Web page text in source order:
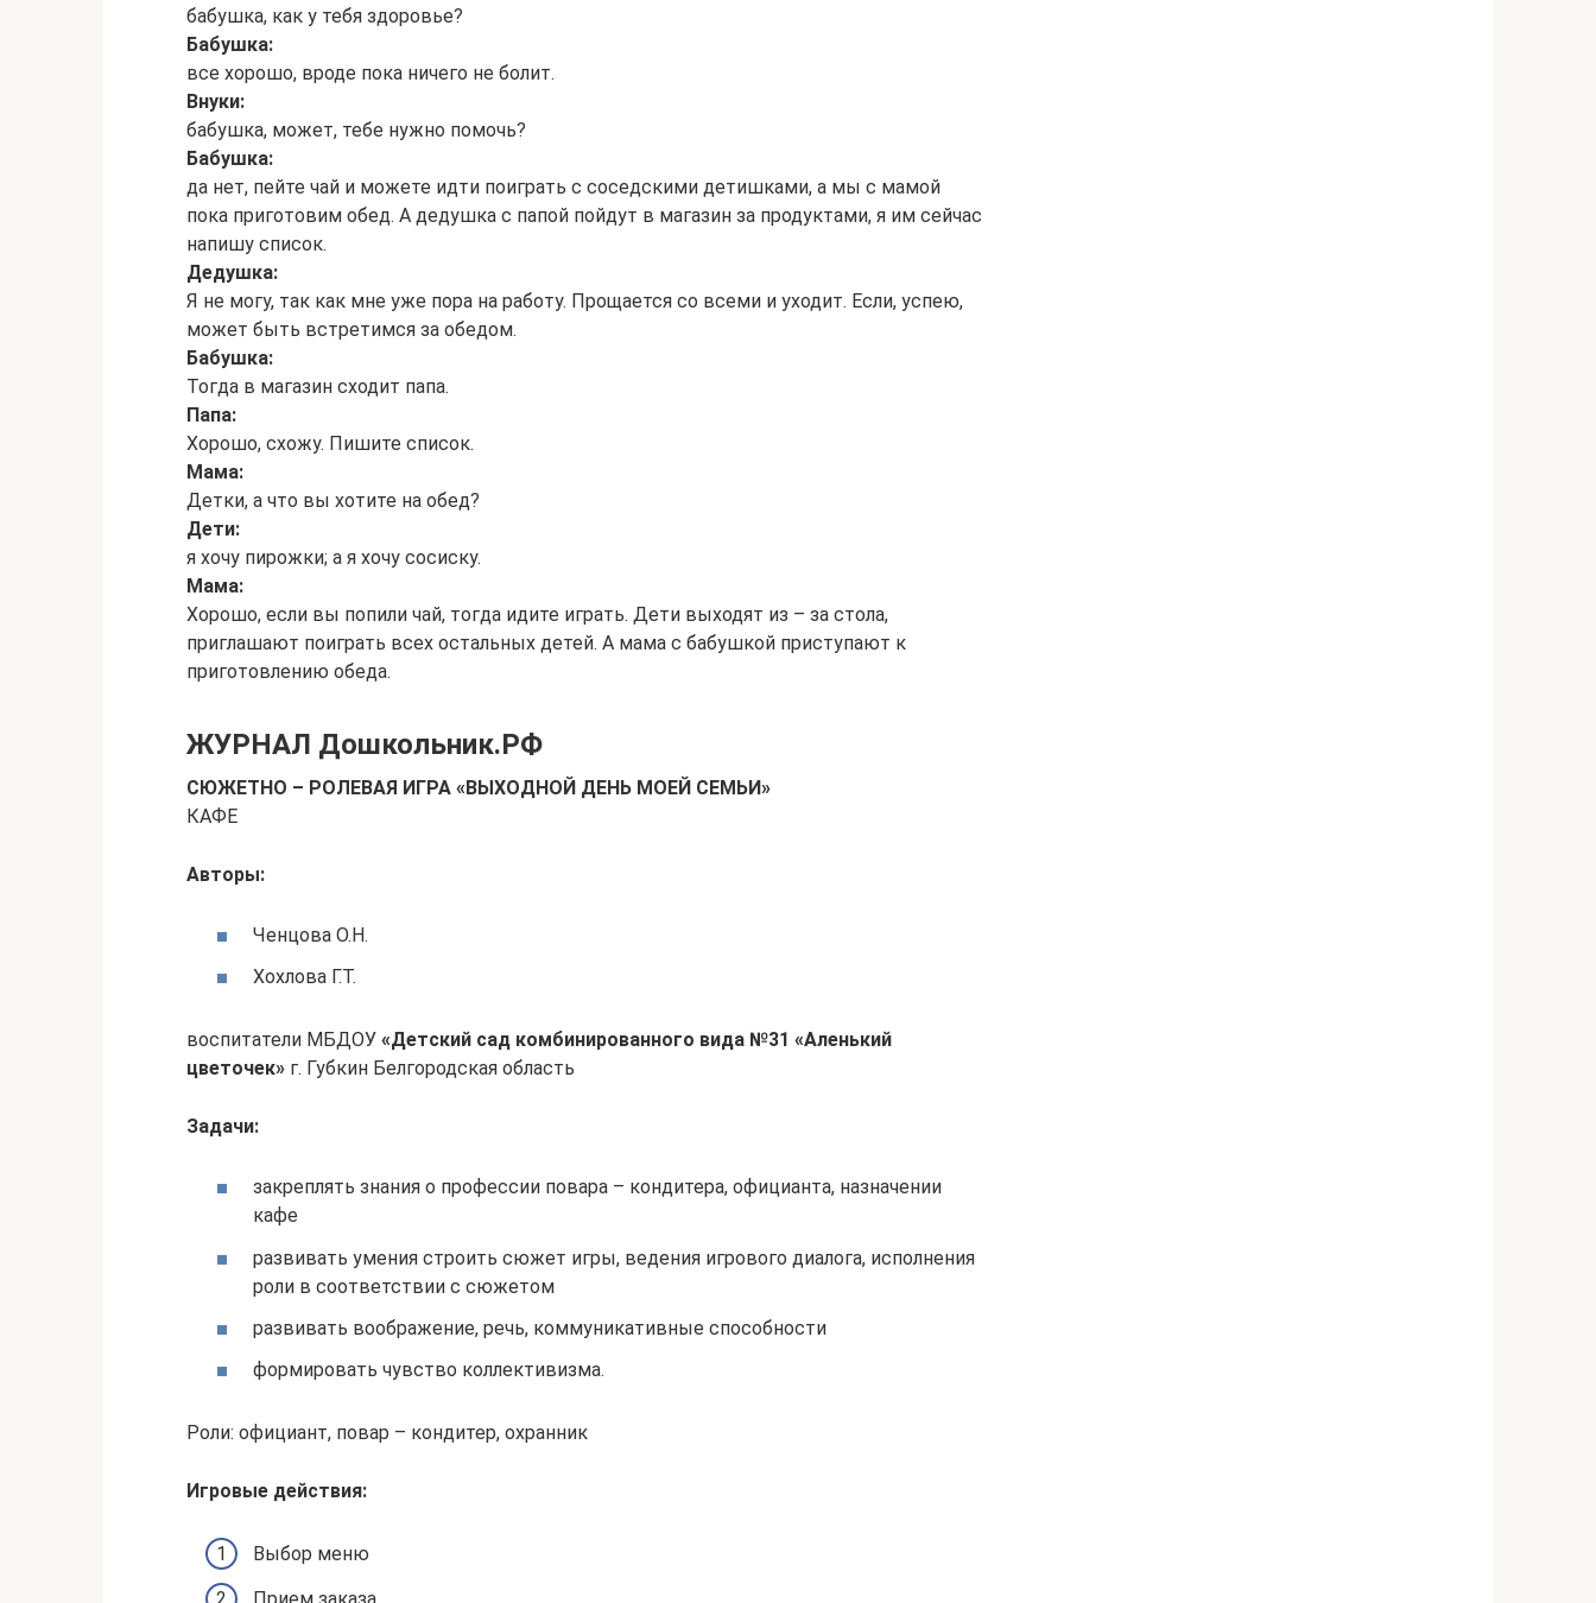
бабушка, как у тебя здоровье?
Бабушка:
все хорошо, вроде пока ничего не болит.
Внуки:
бабушка, может, тебе нужно помочь?
Бабушка:
да нет, пейте чай и можете идти поиграть с соседскими детишками, а мы с мамой
пока приготовим обед. А дедушка с папой пойдут в магазин за продуктами, я им сейчас
напишу список.
Дедушка:
Я не могу, так как мне уже пора на работу. Прощается со всеми и уходит. Если, успею,
может быть встретимся за обедом.
Бабушка:
Тогда в магазин сходит папа.
Папа:
Хорошо, схожу. Пишите список.
Мама:
Детки, а что вы хотите на обед?
Дети:
я хочу пирожки; а я хочу сосиску.
Мама:
Хорошо, если вы попили чай, тогда идите играть. Дети выходят из – за стола,
приглашают поиграть всех остальных детей. А мама с бабушкой приступают к
приготовлению обеда.
ЖУРНАЛ Дошкольник.РФ
СЮЖЕТНО – РОЛЕВАЯ ИГРА «ВЫХОДНОЙ ДЕНЬ МОЕЙ СЕМЬИ»
КАФЕ
Авторы:
Ченцова О.Н.
Хохлова Г.Т.
воспитатели МБДОУ «Детский сад комбинированного вида №31 «Аленький
цветочек» г. Губкин Белгородская область
Задачи:
закреплять знания о профессии повара – кондитера, официанта, назначении
кафе
развивать умения строить сюжет игры, ведения игрового диалога, исполнения
роли в соответствии с сюжетом
развивать воображение, речь, коммуникативные способности
формировать чувство коллективизма.
Роли: официант, повар – кондитер, охранник
Игровые действия:
Выбор меню